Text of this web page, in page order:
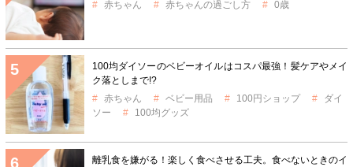
赤ちゃん 赤ちゃんの過ごし方 0歳
100均ダイソーのベビーオイルはコスパ最強！髪ケアやメイ
ク落としまで!?
赤ちゃん
ベビー用品 100円ショップ
ダイ
ソー
100均グッズ
離乳食を嫌がる！楽しく食べさせる工夫。食べないときのイ